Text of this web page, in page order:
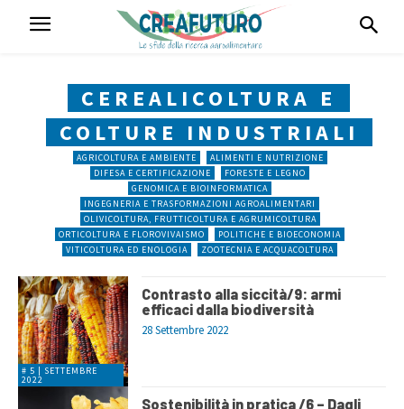
CEREALICOLTURA E
COLTURE INDUSTRIALI
AGRICOLTURA E AMBIENTE
ALIMENTI E NUTRIZIONE
DIFESA E CERTIFICAZIONE
FORESTE E LEGNO
GENOMICA E BIOINFORMATICA
INGEGNERIA E TRASFORMAZIONI AGROALIMENTARI
OLIVICOLTURA, FRUTTICOLTURA E AGRUMICOLTURA
ORTICOLTURA E FLOROVIVAISMO
POLITICHE E BIOECONOMIA
VITICOLTURA ED ENOLOGIA
ZOOTECNIA E ACQUACOLTURA
# 5 | SETTEMBRE
2022
Contrasto alla siccità/9: armi
efficaci dalla biodiversità
28 Settembre 2022
Sostenibilità in pratica /6 – Dagli